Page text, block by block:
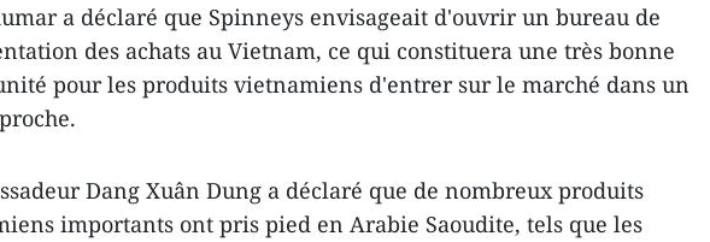
a déclaré que Spinneys envisageait d'ouvrir un bureau de
des achats au Vietnam, ce qui constituera une très bonne
pour les produits vietnamiens d'entrer sur le marché dans un
Dang Xuân Dung a déclaré que de nombreux produits
importants ont pris pied en Arabie Saoudite, tels que les